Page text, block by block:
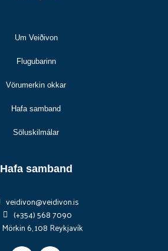
Um Veiðivon
Flugubarinn
Vörumerkin okkar
Hafa samband
Söluskilmálar
Hafa samband
veidivon@veidivon.is
(+354) 568 7090
Mörkin 6, 108 Reykjavík